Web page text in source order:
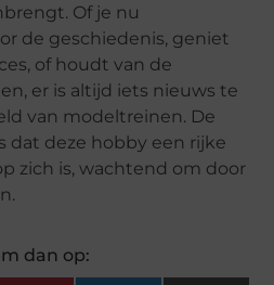
Of je nu
de geschiedenis, geniet
of houdt van de
er is altijd iets nieuws te
van modeltreinen. De
dat deze hobby een rijke
zich is, wachtend om door
dan op: